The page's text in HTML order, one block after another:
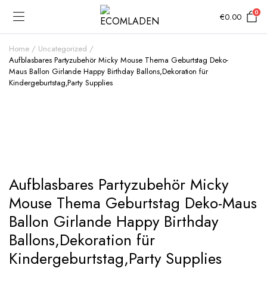
€0.00 0
Home
Uncategorized
Aufblasbares Partyzubehör Micky Mouse Thema Geburtstag Deko-
Maus Ballon Girlande Happy Birthday Ballons,Dekoration für
Kindergeburtstag,Party Supplies
Aufblasbares Partyzubehör Micky
Mouse Thema Geburtstag Deko-Maus
Ballon Girlande Happy Birthday
Ballons,Dekoration für
Kindergeburtstag,Party Supplies